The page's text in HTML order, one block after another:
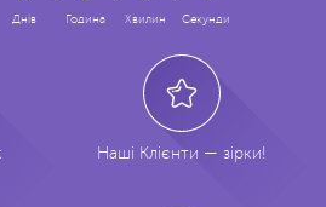
Днів Година Хвилин Секунди
Наші Клієнти — зірки!